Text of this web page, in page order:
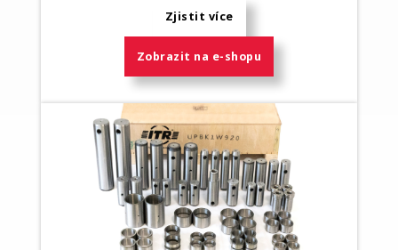
Zjistit více
Zobrazit na e-shopu